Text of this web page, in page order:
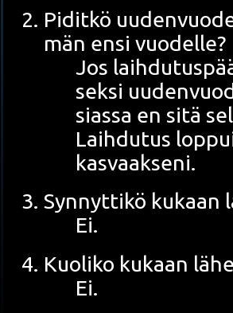
Pidit­kö
män ensi vuodelle?
Jos
sek­si
sias­sa en sitä
Laih­du­tus
kasvaakseni.
Syn­nyt­ti­kö kukaan
Ei.
Kuo­li­ko kukaan
Ei.